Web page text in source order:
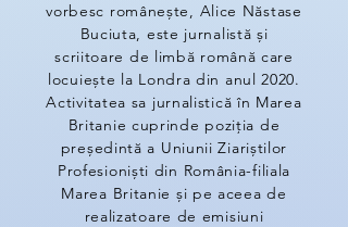
vorbesc românește, Alice Năstase
Buciuta, este jurnalistă și
scriitoare de limbă română care
locuiește la Londra din anul 2020.
Activitatea sa jurnalistică în Marea
Britanie cuprinde poziția de
președintă a Uniunii Ziariștilor
Profesioniști din România-filiala
Marea Britanie și pe aceea de
realizatoare de emisiuni